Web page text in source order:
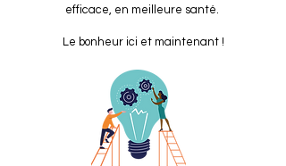
efficace, en meilleure santé.
Le bonheur ici et maintenant !